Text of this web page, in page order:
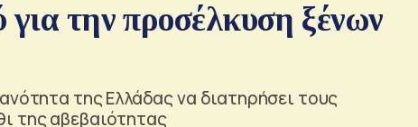
την προσέλκυση ξένων
της Ελλάδας να διατηρήσει τους
της αβεβαιότητας